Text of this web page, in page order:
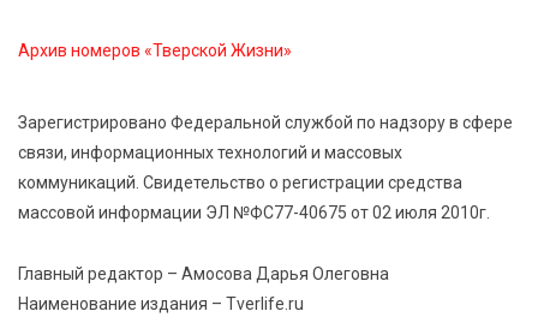
7 Авг 2026 15:30 279
трансформаторных подстанций и более 146 км ЛЭП
в Тверской области
7 Авг 2026 15:10 261
появится новая беговая трасса для
профессиональных спортсменов
Архив номеров «Тверской Жизни»
Зарегистрировано Федеральной службой по надзору в сфере
связи, информационных технологий и массовых
коммуникаций. Свидетельство о регистрации средства
массовой информации ЭЛ №ФС77-40675 от 02 июля 2010г.
Главный редактор – Амосова Дарья Олеговна
Наименование издания – Tverlife.ru